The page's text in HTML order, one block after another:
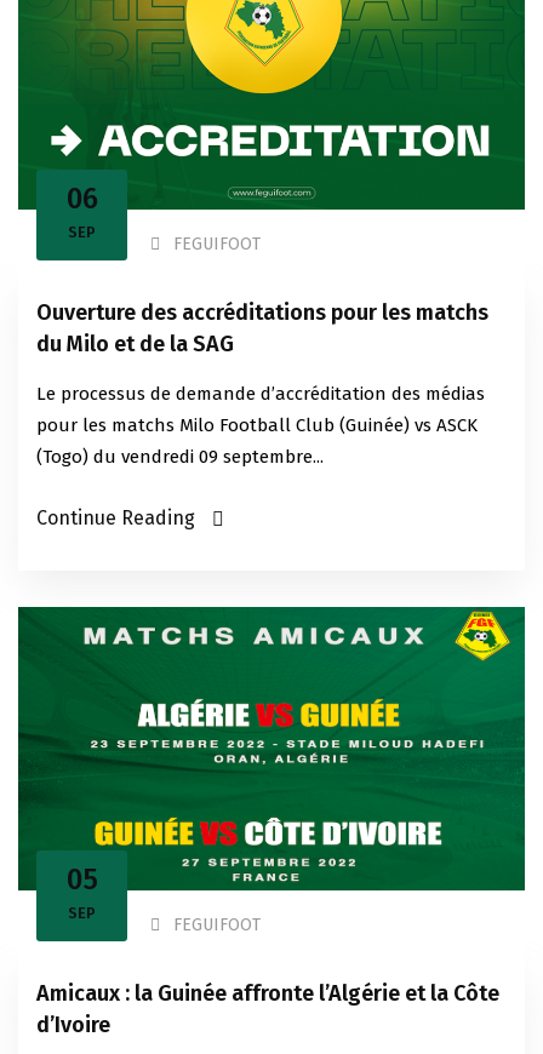
06
SEP
FEGUIFOOT
Ouverture des accréditations pour les matchs
du Milo et de la SAG
Le processus de demande d’accréditation des médias
pour les matchs Milo Football Club (Guinée) vs ASCK
(Togo) du vendredi 09 septembre...
Continue Reading
05
SEP
FEGUIFOOT
Amicaux : la Guinée affronte l’Algérie et la Côte
d’Ivoire